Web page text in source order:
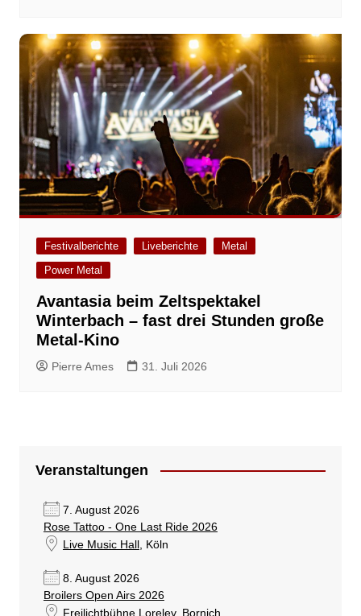
Festivalberichte Liveberichte
Metal
Power Metal
Avantasia beim Zeltspektakel
Winterbach – fast drei Stunden große
Metal-Kino
Pierre Ames 31. Juli 2026
Veranstaltungen
7. August 2026
Rose Tattoo - One Last Ride 2026
Live Music Hall, Köln
8. August 2026
Broilers Open Airs 2026
Freilichtbühne Loreley, Bornich